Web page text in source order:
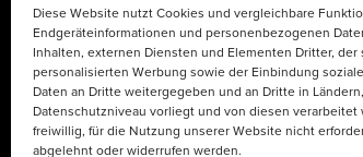
Diese Website nutzt Cookies und vergleichbare
Endgeräteinformationen und personenbezogenen
Inhalten, externen Diensten und Elementen Dritter,
personalisierten Werbung sowie der Einbindung
Daten an Dritte weitergegeben und an Dritte in
Datenschutzniveau vorliegt und von diesen
freiwillig, für die Nutzung unserer Website nicht
abgelehnt oder widerrufen werden.
Copyright © 2026.
Wandermagazin ist eine Marke
der Outdoorwelten GmbH.